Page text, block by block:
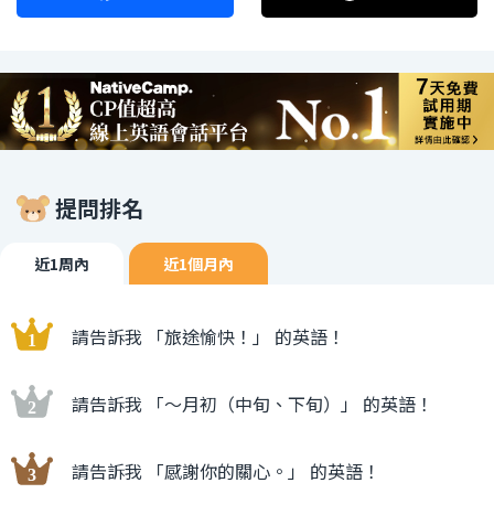
提問排名
近1周內 近1個月內
請告訴我 「旅途愉快！」 的英語！
請告訴我 「〜月初（中旬、下旬）」 的英語！
請告訴我 「感謝你的關心。」 的英語！